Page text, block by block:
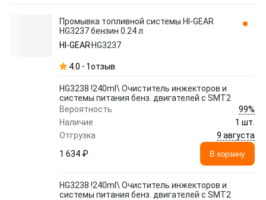
Промывка топливной системы HI-GEAR
HG3237 бензин 0.24 л
HI-GEAR HG3237
4.0 1отзыв
HG3238 !240ml\ Очиститель инжекторов и
системы питания бенз. двигателей с SMT2
Вероятность
99%
Наличие
1 шт.
Отгрузка
9 августа
1 634 ₽
В корзину
HG3238 !240ml\ Очиститель инжекторов и
системы питания бенз. двигателей с SMT2